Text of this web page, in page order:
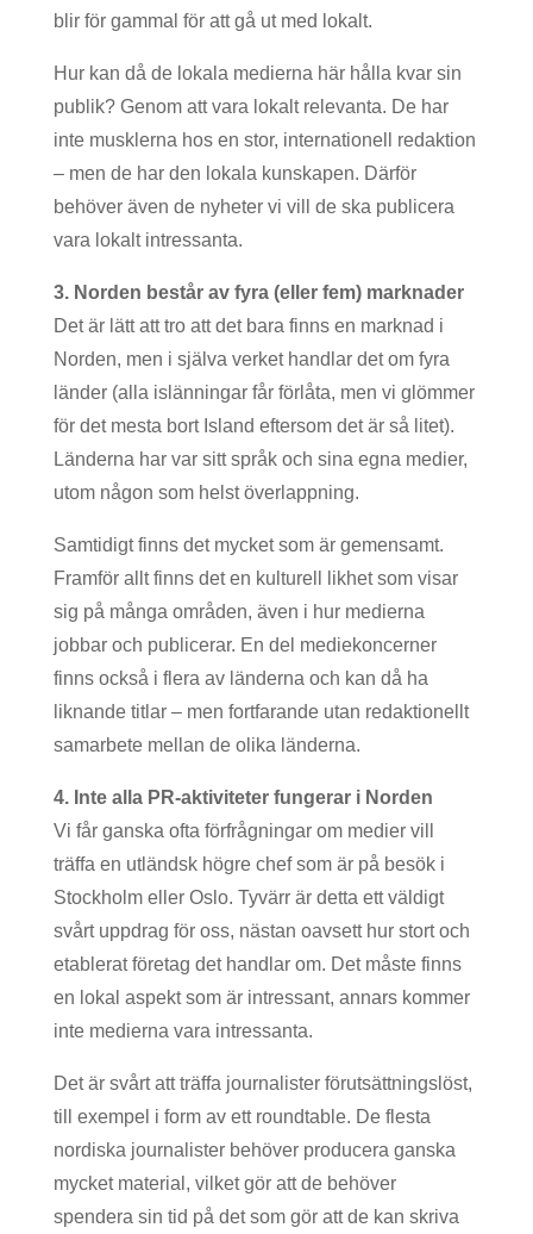
blir för gammal för att gå ut med lokalt.
Hur kan då de lokala medierna här hålla kvar sin
publik? Genom att vara lokalt relevanta. De har
inte musklerna hos en stor, internationell redaktion
– men de har den lokala kunskapen. Därför
behöver även de nyheter vi vill de ska publicera
vara lokalt intressanta.
3. Norden består av fyra (eller fem) marknader
Det är lätt att tro att det bara finns en marknad i
Norden, men i själva verket handlar det om fyra
länder (alla islänningar får förlåta, men vi glömmer
för det mesta bort Island eftersom det är så litet).
Länderna har var sitt språk och sina egna medier,
utom någon som helst överlappning.
Samtidigt finns det mycket som är gemensamt.
Framför allt finns det en kulturell likhet som visar
sig på många områden, även i hur medierna
jobbar och publicerar. En del mediekoncerner
finns också i flera av länderna och kan då ha
liknande titlar – men fortfarande utan redaktionellt
samarbete mellan de olika länderna.
4. Inte alla PR-aktiviteter fungerar i Norden
Vi får ganska ofta förfrågningar om medier vill
träffa en utländsk högre chef som är på besök i
Stockholm eller Oslo. Tyvärr är detta ett väldigt
svårt uppdrag för oss, nästan oavsett hur stort och
etablerat företag det handlar om. Det måste finns
en lokal aspekt som är intressant, annars kommer
inte medierna vara intressanta.
Det är svårt att träffa journalister förutsättningslöst,
till exempel i form av ett roundtable. De flesta
nordiska journalister behöver producera ganska
mycket material, vilket gör att de behöver
spendera sin tid på det som gör att de kan skriva